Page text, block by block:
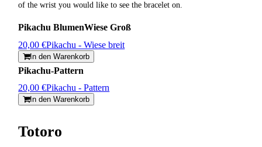
of the wrist you would like to see the bracelet on.
Pikachu BlumenWiese Groß
20,00 €Pikachu - Wiese breit
In den Warenkorb
Pikachu-Pattern
20,00 €Pikachu - Pattern
In den Warenkorb
Totoro